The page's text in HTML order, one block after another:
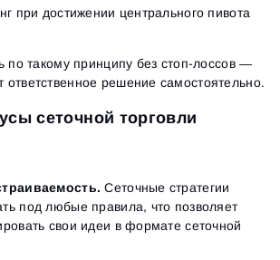
при достижении центрального пивота
по такому принципу без стоп-лоссов —
решение самостоятельно.
сеточной торговли
Сеточные стратегии
под любые правила, что позволяет
свои идеи в формате сеточной